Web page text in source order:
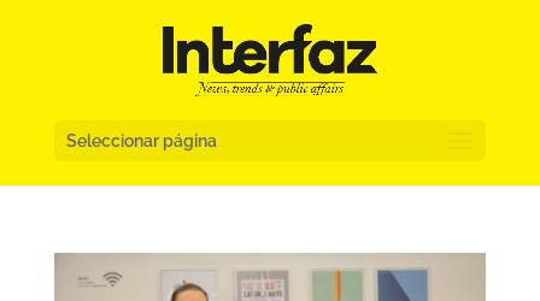
Seleccionar página